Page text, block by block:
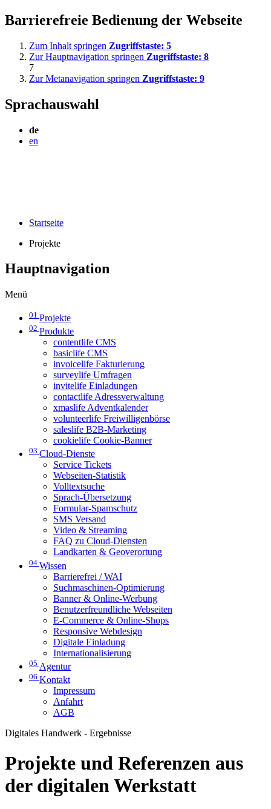
Barrierefreie Bedienung der Webseite
Zum Inhalt springen Zugriffstaste: 5
Zur Hauptnavigation springen Zugriffstaste: 8
7
Zur Metanavigation springen Zugriffstaste: 9
Sprachauswahl
de
en
Startseite
Projekte
Hauptnavigation
Menü
01 Projekte
02 Produkte
contentlife CMS
basiclife CMS
invoicelife Fakturierung
surveylife Umfragen
invitelife Einladungen
contactlife Adressverwaltung
xmaslife Adventkalender
volunteerlife Freiwilligenbörse
saleslife B2B-Marketing
cookielife Cookie-Banner
03 Cloud-Dienste
Service Tickets
Webseiten-Statistik
Volltextsuche
Sprach-Übersetzung
Formular-Spamschutz
SMS Versand
Video & Streaming
FAQ zu Cloud-Diensten
Landkarten & Geoverortung
04 Wissen
Barrierefrei / WAI
Suchmaschinen-Optimierung
Banner & Online-Werbung
Benutzerfreundliche Webseiten
E-Commerce & Online-Shops
Responsive Webdesign
Digitale Einladung
Internationalisierung
05 Agentur
06 Kontakt
Impressum
Anfahrt
AGB
Digitales Handwerk - Ergebnisse
Projekte und Referenzen aus
der digitalen Werkstatt